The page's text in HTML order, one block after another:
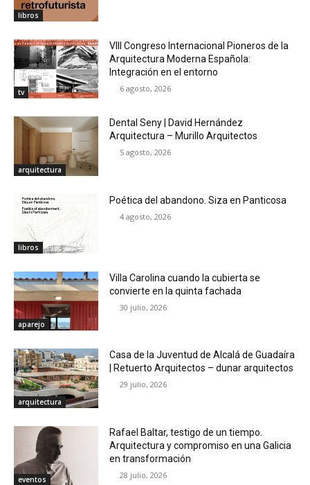
libros
tv
VIII Congreso Internacional Pioneros de la
Arquitectura Moderna Española:
Integración en el entorno
6 agosto, 2026
arquitectura
Dental Seny | David Hernández
Arquitectura – Murillo Arquitectos
5 agosto, 2026
libros
Poética del abandono. Siza en Panticosa
4 agosto, 2026
aparejo
Villa Carolina cuando la cubierta se
convierte en la quinta fachada
30 julio, 2026
arquitectura
Casa de la Juventud de Alcalá de Guadaíra
| Retuerto Arquitectos – dunar arquitectos
29 julio, 2026
eventos
Rafael Baltar, testigo de un tiempo.
Arquitectura y compromiso en una Galicia
en transformación
28 julio, 2026